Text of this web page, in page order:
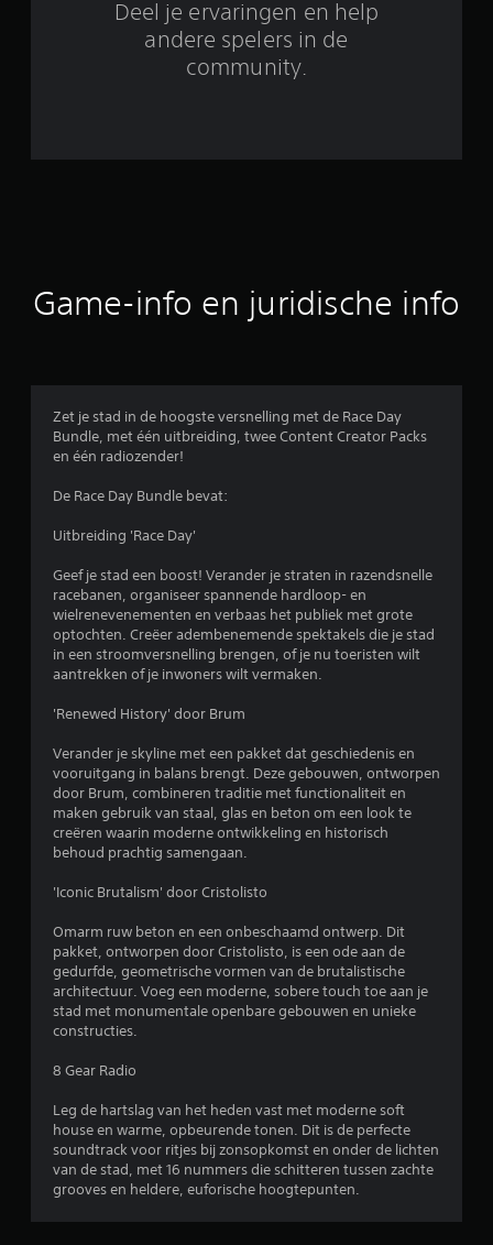
e
n
n
Deel je ervaringen en help
andere spelers in de
community.
Game-info en juridische info
Zet je stad in de hoogste versnelling met de Race Day
Bundle, met één uitbreiding, twee Content Creator Packs
en één radiozender!
De Race Day Bundle bevat:
Uitbreiding 'Race Day'
Geef je stad een boost! Verander je straten in razendsnelle
racebanen, organiseer spannende hardloop- en
wielrenevenementen en verbaas het publiek met grote
optochten. Creëer adembenemende spektakels die je stad
in een stroomversnelling brengen, of je nu toeristen wilt
aantrekken of je inwoners wilt vermaken.
'Renewed History' door Brum
Verander je skyline met een pakket dat geschiedenis en
vooruitgang in balans brengt. Deze gebouwen, ontworpen
door Brum, combineren traditie met functionaliteit en
maken gebruik van staal, glas en beton om een look te
creëren waarin moderne ontwikkeling en historisch
behoud prachtig samengaan.
'Iconic Brutalism' door Cristolisto
Omarm ruw beton en een onbeschaamd ontwerp. Dit
pakket, ontworpen door Cristolisto, is een ode aan de
gedurfde, geometrische vormen van de brutalistische
architectuur. Voeg een moderne, sobere touch toe aan je
stad met monumentale openbare gebouwen en unieke
constructies.
8 Gear Radio
Leg de hartslag van het heden vast met moderne soft
house en warme, opbeurende tonen. Dit is de perfecte
soundtrack voor ritjes bij zonsopkomst en onder de lichten
van de stad, met 16 nummers die schitteren tussen zachte
grooves en heldere, euforische hoogtepunten.